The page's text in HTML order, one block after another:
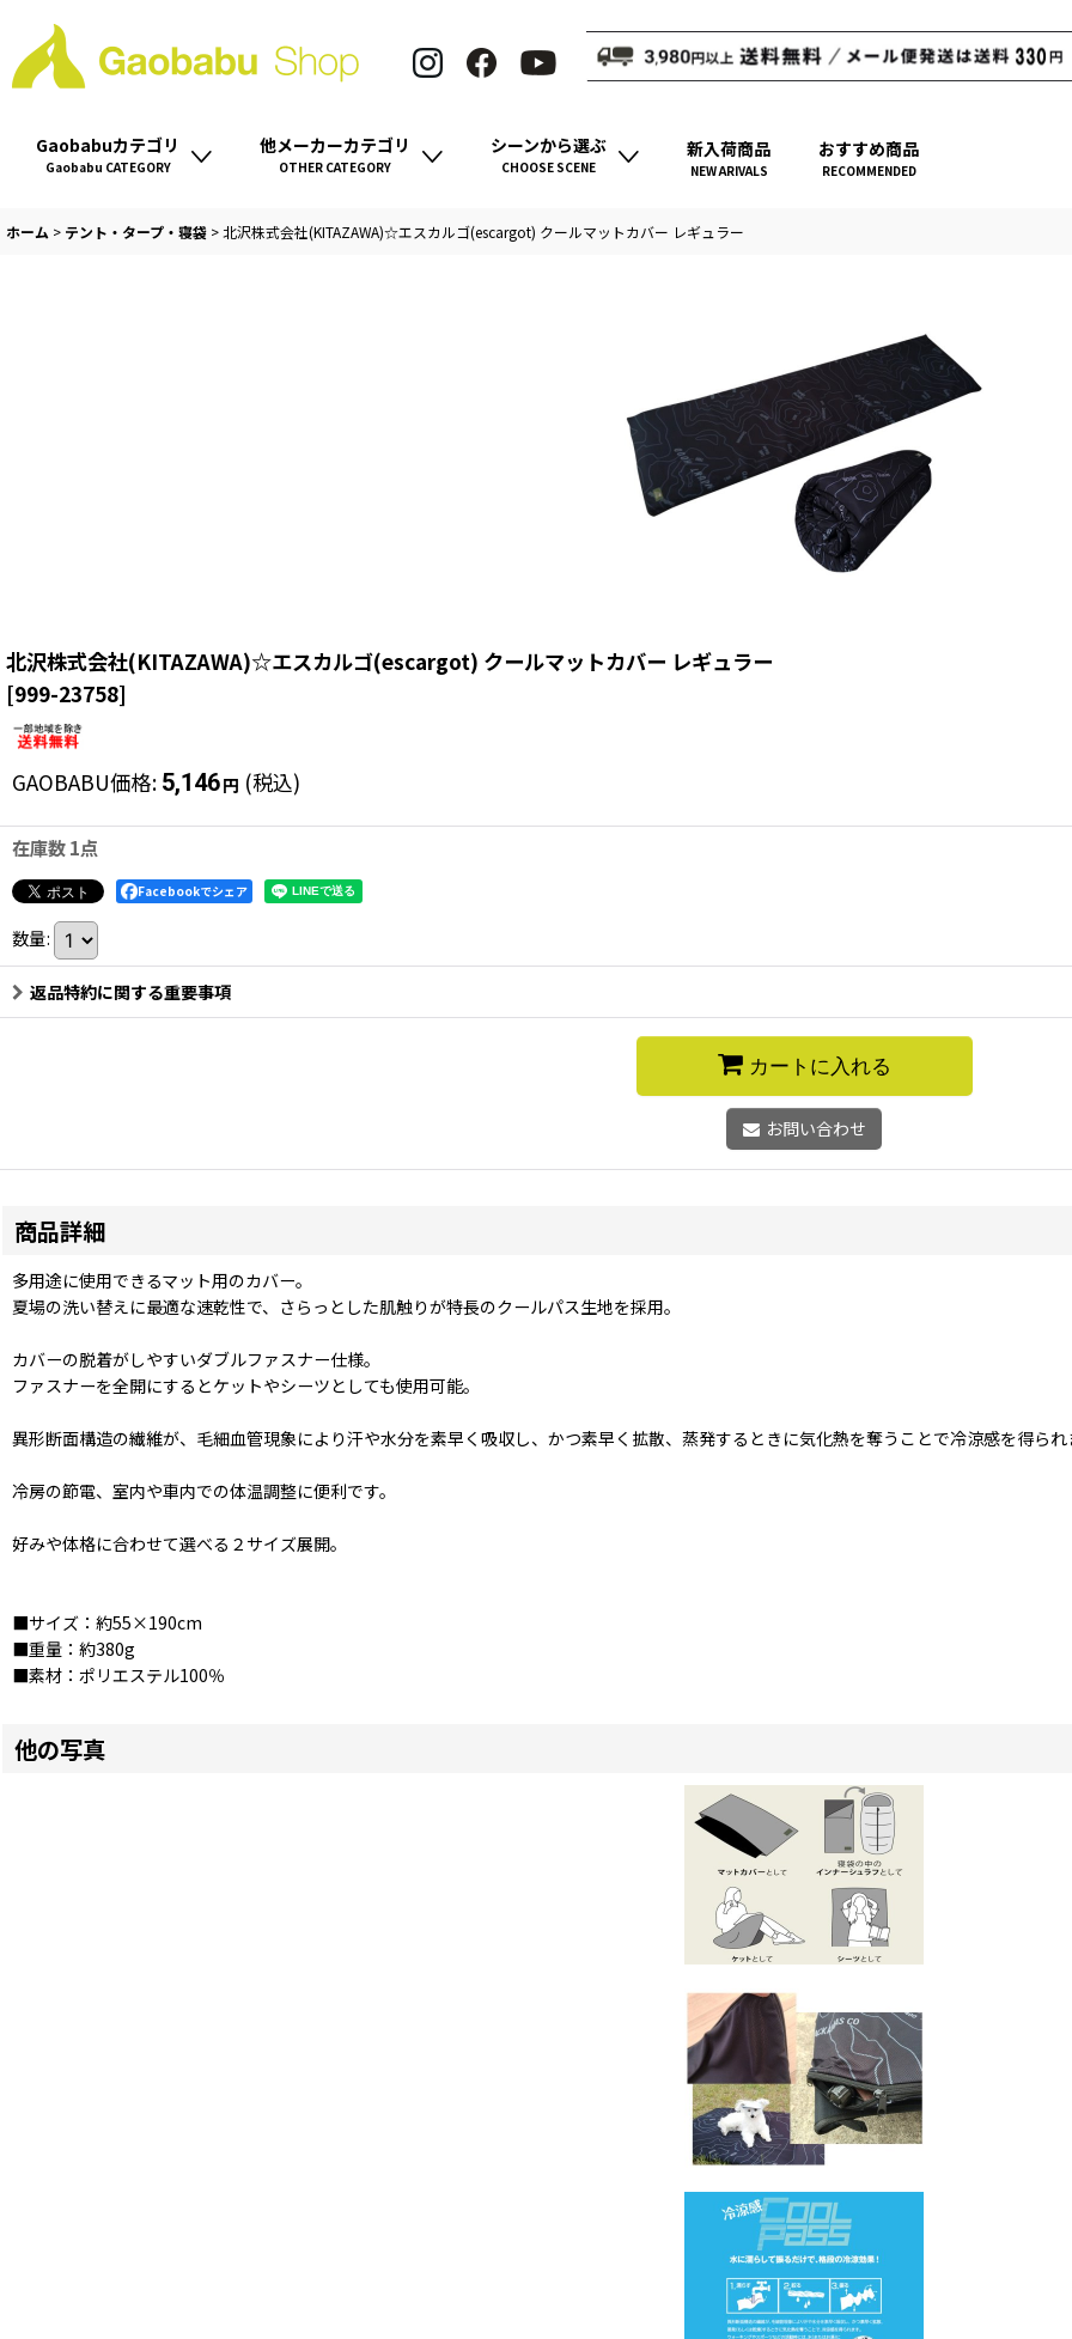
Gaobabuカテゴリ
Gaobabu CATEGORY
他メーカーカテゴリ
OTHER CATEGORY
シーンから選ぶ
CHOOSE SCENE
新入荷商品
NEW ARIVALS
おすすめ商品
RECOMMENDED
ホーム > テント・タープ・寝袋 >北沢株式会社(KITAZAWA)☆エスカルゴ(escargot) クールマットカバー レギュラー
北沢株式会社(KITAZAWA)☆エスカルゴ(escargot) クールマットカバー レギュラー
[999-23758]
GAOBABU価格: 5,146円 (税込)
在庫数 1点
Facebookでシェア
数量:
返品特約に関する重要事項
カートに入れる
お問い合わせ
商品詳細
多用途に使用できるマット用のカバー。
夏場の洗い替えに最適な速乾性で、さらっとした肌触りが特長のクールパス生地を採用。
カバーの脱着がしやすいダブルファスナー仕様。
ファスナーを全開にするとケットやシーツとしても使用可能。
異形断面構造の繊維が、毛細血管現象により汗や水分を素早く吸収し、かつ素早く拡散、蒸発するときに気化熱を奪うことで冷涼感を得られ
冷房の節電、室内や車内での体温調整に便利です。
好みや体格に合わせて選べる２サイズ展開。
■サイズ：約55×190cm
■重量：約380g
■素材：ポリエステル100％
他の写真